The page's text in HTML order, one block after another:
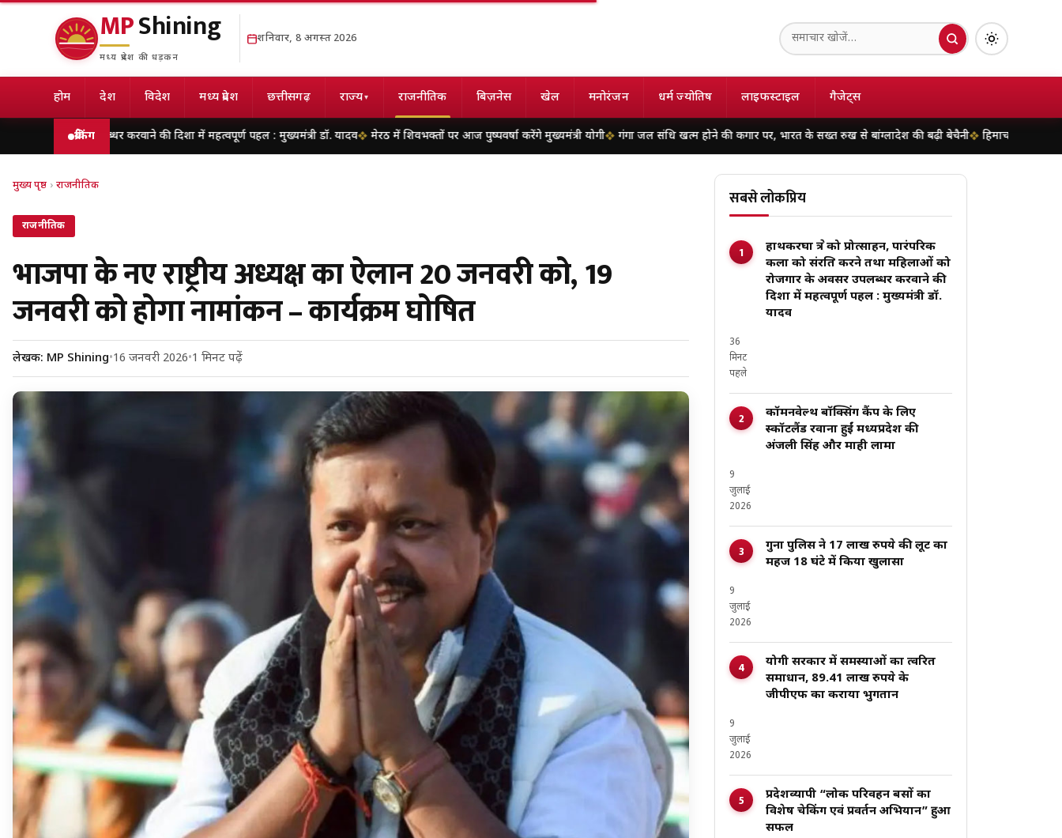
MPShining
मध्य प्रदेश की धड़कन
शनिवार, 8 अगस्त 2026
होम देश विदेश मध्य प्रदेश छत्तीसगढ़ राज्य▾ राजनीतिक बिज़नेस खेल मनोरंजन धर्म ज्योतिष लाइफस्टाइल गैजेट्स
ब्रेकिंग
अवसर उपलब्धर करवाने की दिशा में महत्वपूर्ण पहल : मुख्यमंत्री डॉ. यादव मेरठ में शिवभक्तों पर आज पुष्पवर्षा करेंगे मुख्यमंत्री योगी गंगा जल संधि खत्म होने की कगार पर, भारत के सख्त रुख से बांग्लादेश की बढ़ी बेचैनी हिमाचल के चंबा में दर्दनाक
मुख्य पृष्ठ › राजनीतिक
राजनीतिक
भाजपा के नए राष्ट्रीय अध्यक्ष का ऐलान 20 जनवरी को, 19
जनवरी को होगा नामांकन – कार्यक्रम घोषित
लेखक: MP Shining•16 जनवरी 2026•1 मिनट पढ़ें
सबसे लोकप्रिय
हाथकरघा क्षेत्र को प्रोत्साहन, पारंपरिक
कला को संरक्षित करने तथा महिलाओं को
रोजगार के अवसर उपलब्धर करवाने की
दिशा में महत्वपूर्ण पहल : मुख्यमंत्री डॉ.
यादव
36
मिनट
पहले
कॉमनवेल्थ बॉक्सिंग कैंप के लिए
स्कॉटलैंड रवाना हुईं मध्यप्रदेश की
अंजली सिंह और माही लामा
9
जुलाई
2026
गुना पुलिस ने 17 लाख रुपये की लूट का
महज 18 घंटे में किया खुलासा
9
जुलाई
2026
योगी सरकार में समस्याओं का त्वरित
समाधान, 89.41 लाख रुपये के
जीपीएफ का कराया भुगतान
9
जुलाई
2026
प्रदेशव्यापी “लोक परिवहन बसों का
विशेष चेकिंग एवं प्रवर्तन अभियान” हुआ
सफल